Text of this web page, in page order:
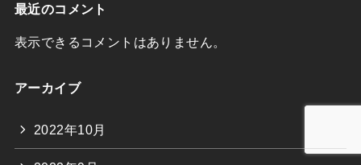
最近のコメント
表示できるコメントはありません。
アーカイブ
2022年10月